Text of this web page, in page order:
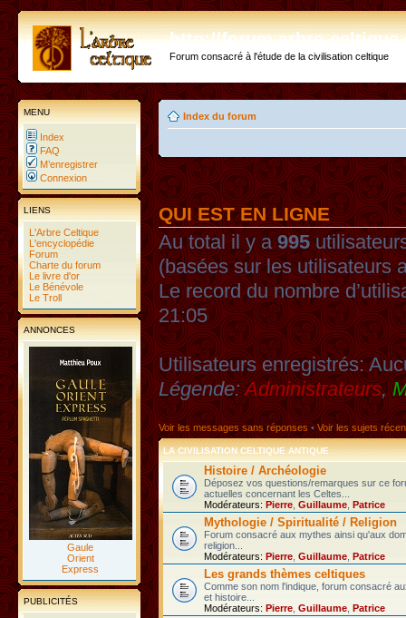
http://forum.arbre-
Forum consacré à l'étude de la civilisation celtique
MENU
Index
FAQ
M’enregistrer
Connexion
LIENS
L'Arbre Celtique
L'encyclopédie
Forum
Charte du forum
Le livre d'or
Le Bénévole
Le Troll
ANNONCES
Gaule
Orient
Express
PUBLICITÉS
Index du forum
QUI EST EN LIGNE
Au total il y a995
(basées sur les utilisateurs
Le record du nombre
21:05
Utilisateurs enregistrés:
Légende:Administrateurs,
Voir les messages sans réponses•Voir les sujets
LA CIVILISATION CELTIQUE ANTIQUE
Histoire / Archéologie
Déposez vos questions/remarques sur ce
actuelles concernant les Celtes...
Modérateurs: Pierre Guillaume Patrice
Mythologie / Spiritualité / Religion
Forum consacré aux mythes ainsi qu'aux
religion...
Modérateurs: Pierre Guillaume Patrice
Les grands thèmes celtiques
Comme son nom l'indique, forum consacré
et histoire...
Modérateurs: Pierre Guillaume Patrice